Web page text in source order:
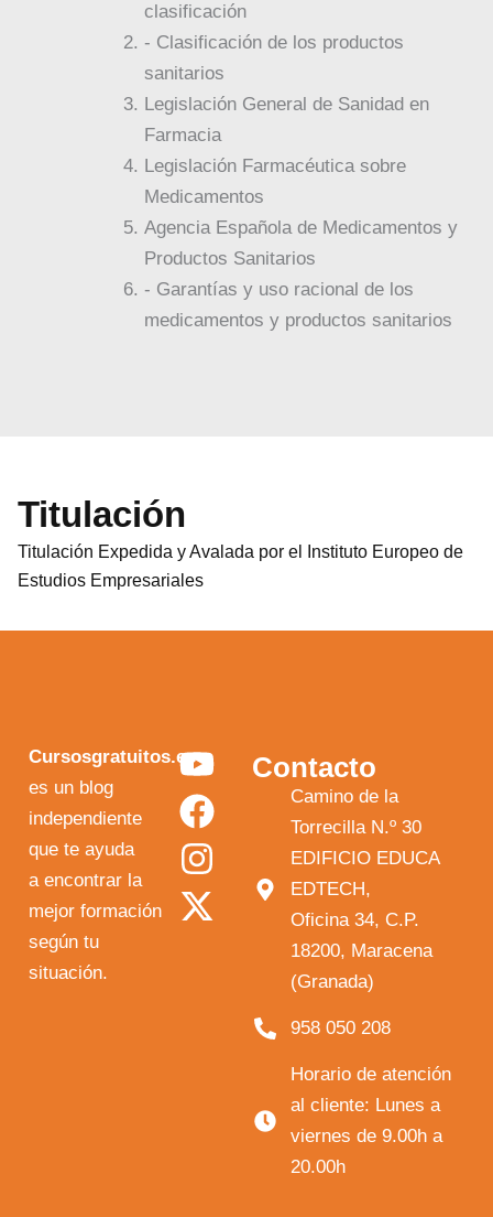
clasificación
- Clasificación de los productos
sanitarios
Legislación General de Sanidad en
Farmacia
Legislación Farmacéutica sobre
Medicamentos
Agencia Española de Medicamentos y
Productos Sanitarios
- Garantías y uso racional de los
medicamentos y productos sanitarios
Titulación
Titulación Expedida y Avalada por el Instituto Europeo de
Estudios Empresariales
Cursosgratuitos.es
es un blog
independiente
que te ayuda
a encontrar la
mejor formación
según tu
situación.
Y
o
u
t
u
F
a
c
e
b
I
n
s
t
a
X
-
t
w
i
Contacto
Camino de la
Torrecilla N.º 30
EDIFICIO EDUCA
EDTECH,
Oficina 34, C.P.
18200, Maracena
(Granada)
958 050 208
Horario de atención
al cliente: Lunes a
viernes de 9.00h a
20.00h